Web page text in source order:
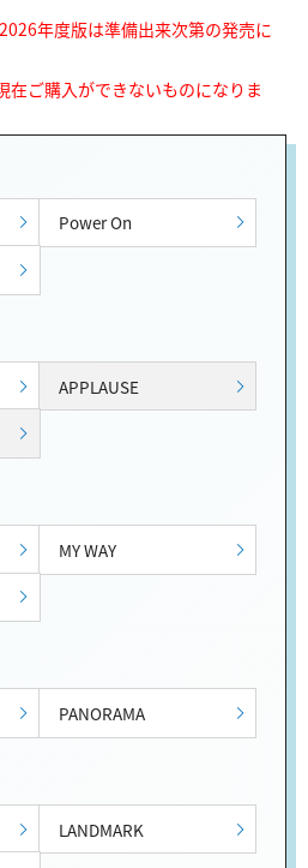
年度版は準備出来次第の発売に
在ご購入ができないものになりま
Power On
APPLAUSE
MY WAY
PANORAMA
LANDMARK